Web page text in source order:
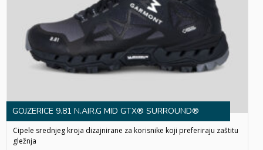
GOJZERICE 9.81 N.AIR.G MID GTX® SURROUND®
Cipele srednjeg kroja dizajnirane za korisnike koji preferiraju zaštitu
gležnja